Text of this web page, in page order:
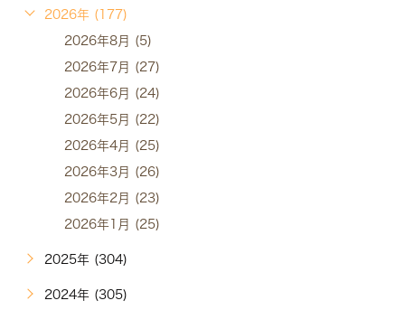
2026年 (177)
2026年8月 (5)
2026年7月 (27)
2026年6月 (24)
2026年5月 (22)
2026年4月 (25)
2026年3月 (26)
2026年2月 (23)
2026年1月 (25)
2025年 (304)
2024年 (305)